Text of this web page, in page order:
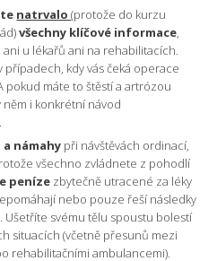
natrvalo(protože do kurzu
všechny klíčové informace,
u lékařů ani na rehabilitacích.
případech, kdy vás čeká operace
pokud máte to štěstí a artrózou
i konkrétní návod
námahy při návštěvách ordinací,
všechno zvládnete z pohodlí
peníze zbytečně utracené za léky
nebo pouze řeší následky
Ušetříte svému tělu spoustu bolestí
situacích (včetně přesunů mezi
rehabilitačními ambulancemi).